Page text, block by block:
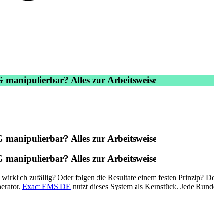
Alles zur Arbeitsweise
Alles zur Arbeitsweise
Alles zur Arbeitsweise
zufällig? Oder folgen die Resultate einem festen Prinzip?
Exact EMS DE nutzt dieses System als Kernstück. Jede